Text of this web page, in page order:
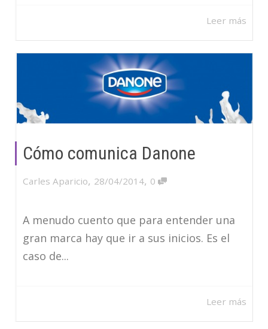
Leer más
Cómo comunica Danone
Carles Aparicio, 28/04/2014, 0
A menudo cuento que para entender una
gran marca hay que ir a sus inicios. Es el
caso de...
Leer más